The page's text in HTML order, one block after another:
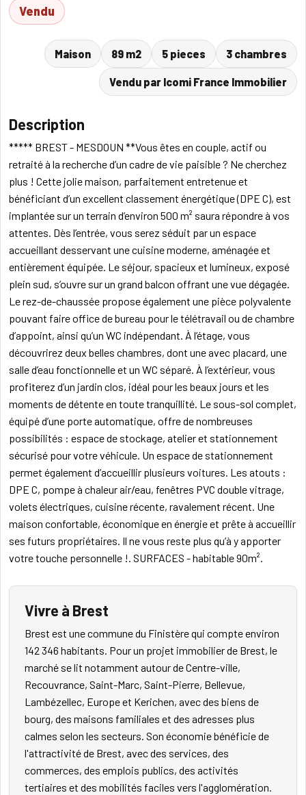
Vendu
Maison 89 m2 5 pieces 3 chambres
Vendu par Icomi France Immobilier
Description
***** BREST - MESDOUN **Vous êtes en couple, actif ou
retraité à la recherche d’un cadre de vie paisible ? Ne cherchez
plus ! Cette jolie maison, parfaitement entretenue et
bénéficiant d’un excellent classement énergétique (DPE C), est
implantée sur un terrain d’environ 500 m² saura répondre à vos
attentes. Dès l’entrée, vous serez séduit par un espace
accueillant desservant une cuisine moderne, aménagée et
entièrement équipée. Le séjour, spacieux et lumineux, exposé
plein sud, s’ouvre sur un grand balcon offrant une vue dégagée.
Le rez-de-chaussée propose également une pièce polyvalente
pouvant faire office de bureau pour le télétravail ou de chambre
d’appoint, ainsi qu’un WC indépendant. À l’étage, vous
découvrirez deux belles chambres, dont une avec placard, une
salle d’eau fonctionnelle et un WC séparé. À l’extérieur, vous
profiterez d’un jardin clos, idéal pour les beaux jours et les
moments de détente en toute tranquillité. Le sous-sol complet,
équipé d’une porte automatique, offre de nombreuses
possibilités : espace de stockage, atelier et stationnement
sécurisé pour votre véhicule. Un espace de stationnement
permet également d’accueillir plusieurs voitures. Les atouts :
DPE C, pompe à chaleur air/eau, fenêtres PVC double vitrage,
volets électriques, cuisine récente, ravalement récent. Une
maison confortable, économique en énergie et prête à accueillir
ses futurs propriétaires. Il ne vous reste plus qu’à y apporter
votre touche personnelle !. SURFACES - habitable 90m².
Vivre à Brest
Brest est une commune du Finistère qui compte environ
142 346 habitants. Pour un projet immobilier de Brest, le
marché se lit notamment autour de Centre-ville,
Recouvrance, Saint-Marc, Saint-Pierre, Bellevue,
Lambézellec, Europe et Kerichen, avec des biens de
bourg, des maisons familiales et des adresses plus
calmes selon les secteurs. Son économie bénéficie de
l'attractivité de Brest, avec des services, des
commerces, des emplois publics, des activités
tertiaires et des mobilités faciles vers l'agglomération.